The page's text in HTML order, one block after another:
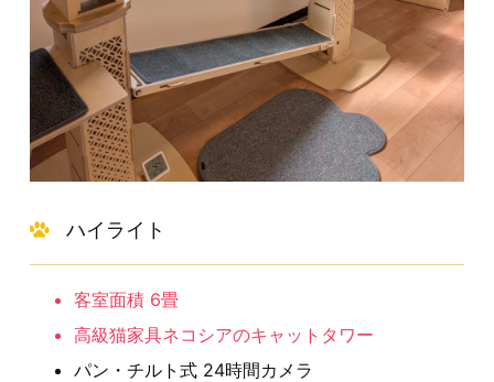
ハイライト
客室面積 6畳
高級猫家具ネコシアのキャットタワー
パン・チルト式 24時間カメラ